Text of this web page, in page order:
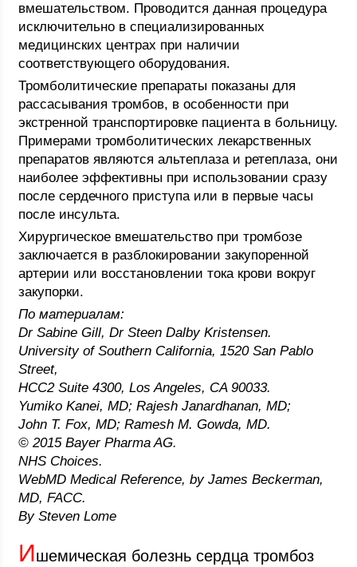
вмешательством. Проводится данная процедура
исключительно в специализированных
медицинских центрах при наличии
соответствующего оборудования.
Тромболитические препараты показаны для
рассасывания тромбов, в особенности при
экстренной транспортировке пациента в больницу.
Примерами тромболитических лекарственных
препаратов являются альтеплаза и ретеплаза, они
наиболее эффективны при использовании сразу
после сердечного приступа или в первые часы
после инсульта.
Хирургическое вмешательство при тромбозе
заключается в разблокировании закупоренной
артерии или восстановлении тока крови вокруг
закупорки.
По материалам:
Dr Sabine Gill, Dr Steen Dalby Kristensen.
University of Southern California, 1520 San Pablo
Street,
HCC2 Suite 4300, Los Angeles, CA 90033.
Yumiko Kanei, MD; Rajesh Janardhanan, MD;
John T. Fox, MD; Ramesh M. Gowda, MD.
© 2015 Bayer Pharma AG.
NHS Choices.
WebMD Medical Reference, by James Beckerman,
MD, FACC.
By Steven Lome
Ишемическая болезнь сердца тромбоз